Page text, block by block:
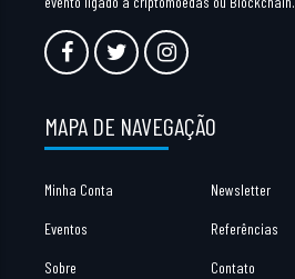
MAPA DE NAVEGAÇÃO
Minha Conta Newsletter
Eventos Referências
Sobre Contato